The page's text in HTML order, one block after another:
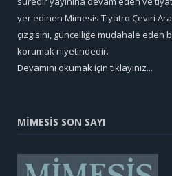
yer edinen Mimesis Tiyatro Çeviri
çizgisini, güncelliğe müdahale eden
korumak niyetindedir.
Devamını okumak için tıklayınız...
MİMESİS SON SAYI